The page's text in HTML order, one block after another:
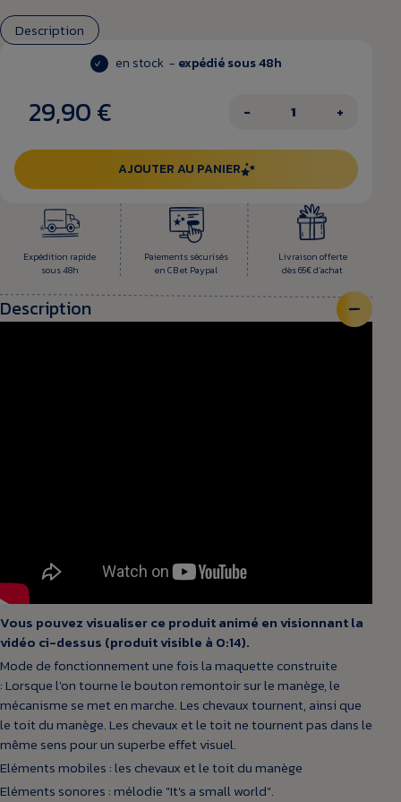
Description
en stock - expédié sous 48h
29,90 € − +
AJOUTER AU PANIER
Expédition rapide
sous 48h
Paiements sécurisés
en CB et Paypal
Livraison offerte
dès 65€ d’achat
Description
Vous pouvez visualiser ce produit animé en visionnant la
vidéo ci-dessus (produit visible à 0:14).
Mode de fonctionnement une fois la maquette construite
: Lorsque l'on tourne le bouton remontoir sur le manège, le
mécanisme se met en marche. Les chevaux tournent, ainsi que
le toit du manège. Les chevaux et le toit ne tournent pas dans le
même sens pour un superbe effet visuel.
Eléments mobiles : les chevaux et le toit du manège
Eléments sonores : mélodie "It's a small world".